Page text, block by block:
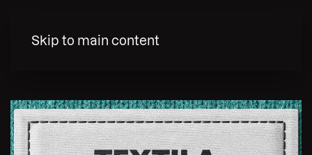
Skip to main content